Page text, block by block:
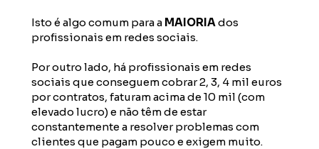
Isto é algo comum para a MAIORIA dos
profissionais em redes sociais.
Por outro lado, há profissionais em redes
sociais que conseguem cobrar 2, 3, 4 mil euros
por contratos, faturam acima de 10 mil (com
elevado lucro) e não têm de estar
constantemente a resolver problemas com
clientes que pagam pouco e exigem muito.